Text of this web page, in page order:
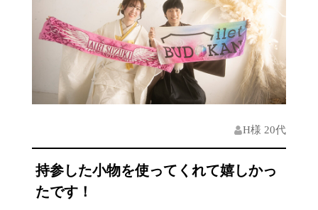
H様 20代
持参した小物を使ってくれて嬉しかっ
たです！